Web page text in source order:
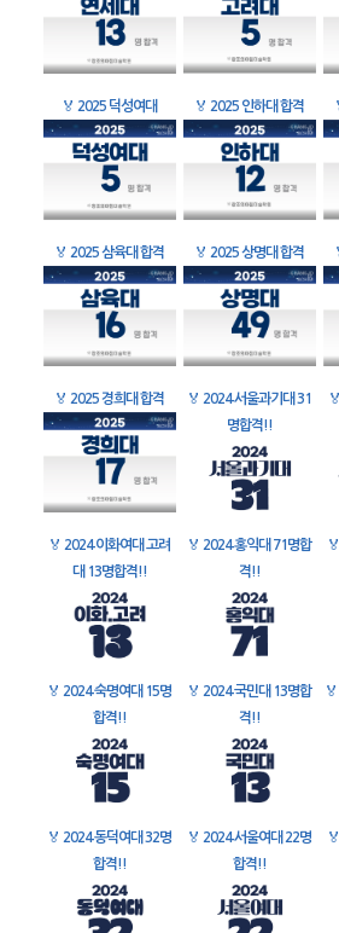
🏅 2025 덕성여대 🏅 2025 인하대 합격
🏅 2025 삼육대 합격 🏅 2025 상명대 합격
🏅 2025 경희대 합격 🏅 2024 서울과기대 31
명합격!!
🏅
🏅 2024 이화여대 고려
대 13명합격!!
🏅 2024 홍익대 71명합
격!!
🏅
🏅 2024 숙명여대 15명
합격!!
🏅 2024 국민대 13명합
격!!
🏅
🏅 2024 동덕여대 32명
합격!!
🏅 2024 서울여대 22명
합격!!
🏅